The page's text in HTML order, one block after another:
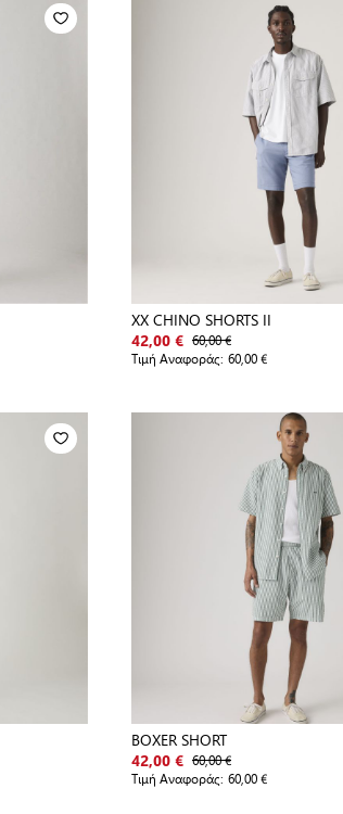
XX CHINO SHORTS II
42,00 € 60,00 €
Τιμή Αναφοράς: 60,00 €
BOXER SHORT
42,00 € 60,00 €
Τιμή Αναφοράς: 60,00 €